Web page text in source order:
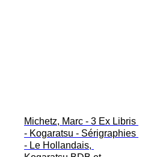
Michetz, Marc - 3 Ex Libris
- Kogaratsu - Sérigraphies
- Le Hollandais,